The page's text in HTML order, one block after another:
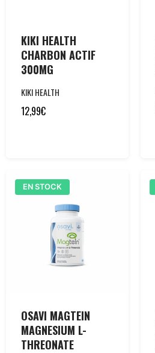
KIKI HEALTH
CHARBON ACTIF
300MG
KIKI HEALTH
12,99€
EN STOCK
OSAVI MAGTEIN
MAGNESIUM L-
THREONATE